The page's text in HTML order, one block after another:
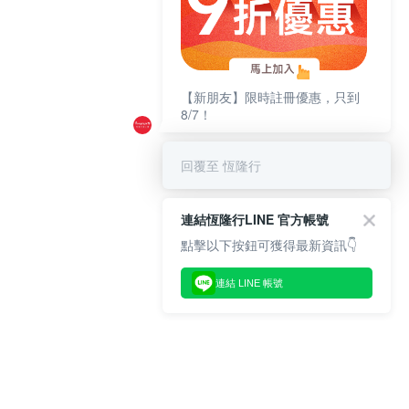
【新朋友】限時註冊優惠，只到
8/7！
回覆至 恆隆行
連結恆隆行LINE 官方帳號
點擊以下按鈕可獲得最新資訊👇
連結 LINE 帳號